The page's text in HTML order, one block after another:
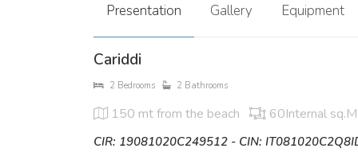
Presentation Gallery Equipment
Cariddi
2 Bedrooms 2 Bathrooms
150 mtfrom the beach 60Internal sq.M
CIR: 19081020C249512 - CIN: